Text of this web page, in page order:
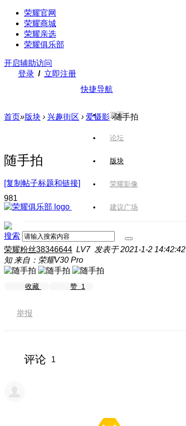
荣耀官网
荣耀商城
荣耀亲选
荣耀俱乐部
开启辅助访问
登录 / 立即注册
快捷导航
首页
论坛
版块
荣耀影像
建议广场
搜索
首页»版块 › 兴趣街区 › 爱摄影 ›随手拍
随手拍
[复制帖子标题和链接]
981
荣耀粉丝38346644 LV7 发表于 2021-1-2 14:42:42
知 来自：荣耀V30 Pro
收藏 赞 1
举报
评论 1